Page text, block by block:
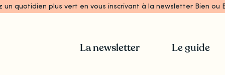
un quotidien plus vert en vous inscrivant à la newsletter Bien ou
La newsletter Le guide